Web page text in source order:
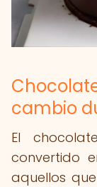
cambio
El
convertido
aquellos